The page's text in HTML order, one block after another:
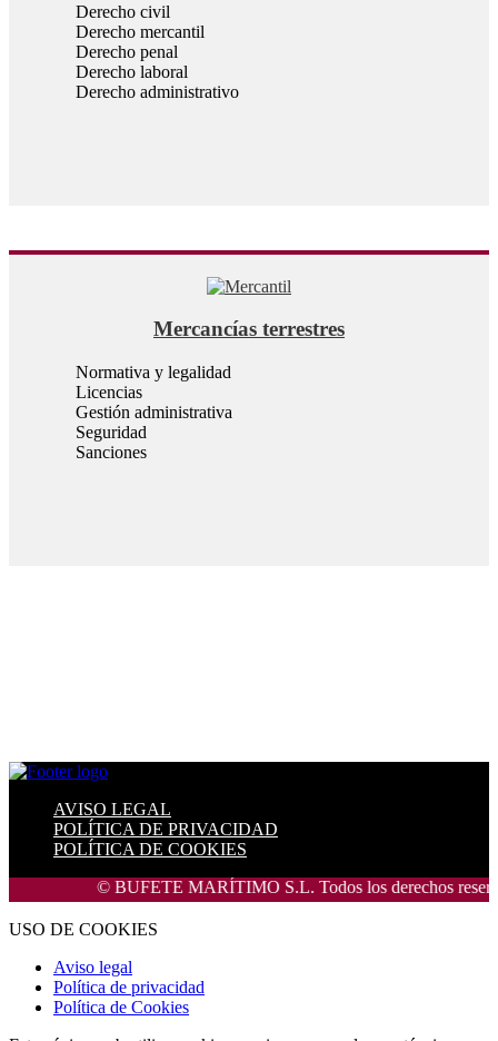
Derecho civil
Derecho mercantil
Derecho penal
Derecho laboral
Derecho administrativo
Mercancías terrestres
Normativa y legalidad
Licencias
Gestión administrativa
Seguridad
Sanciones
AVISO LEGAL
POLÍTICA DE PRIVACIDAD
POLÍTICA DE COOKIES
© BUFETE MARÍTIMO S.L. Todos los derechos
USO DE COOKIES
Aviso legal
Política de privacidad
Política de Cookies